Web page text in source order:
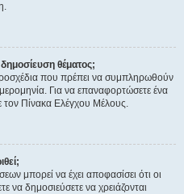
θέματος;
που πρέπει να συμπληρωθούν
Για να επαναφορτώσετε ένα
τον Πίνακα Ελέγχου Μέλους.
μπορεί να έχει αποφασίσει ότι οι
να δημοσιεύσετε να χρειάζονται